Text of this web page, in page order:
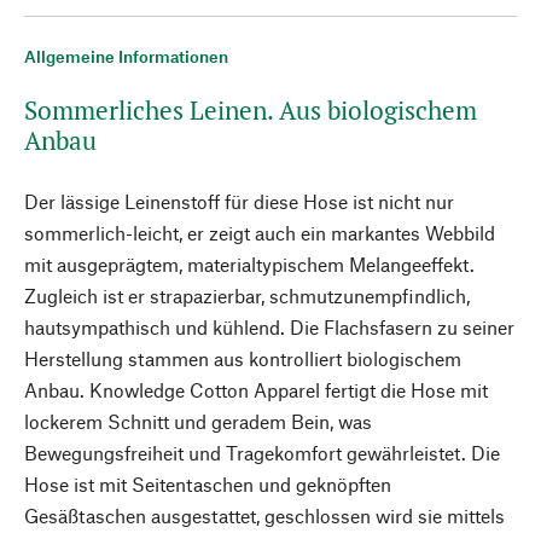
Allgemeine Informationen
Sommerliches Leinen. Aus biologischem
Anbau
Der lässige Leinenstoff für diese Hose ist nicht nur
sommerlich-leicht, er zeigt auch ein markantes Webbild
mit ausgeprägtem, materialtypischem Melangeeffekt.
Zugleich ist er strapazierbar, schmutzunempfindlich,
hautsympathisch und kühlend. Die Flachsfasern zu seiner
Herstellung stammen aus kontrolliert biologischem
Anbau. Knowledge Cotton Apparel fertigt die Hose mit
lockerem Schnitt und geradem Bein, was
Bewegungsfreiheit und Tragekomfort gewährleistet. Die
Hose ist mit Seitentaschen und geknöpften
Gesäßtaschen ausgestattet, geschlossen wird sie mittels